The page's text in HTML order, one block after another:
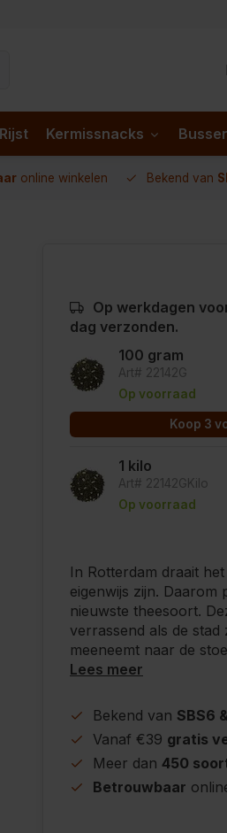
Rijst Kermissnacks
online winkelen Bekend van
Op werkdagen
dag verzonden.
100 gram
Art# 22142G
Op voorraad
Koop 3
1 kilo
Art# 22142GKilo
Op voorraad
In Rotterdam draait
eigenwijs zijn.
nieuwste theesoort.
verrassend als de stad
meeneemt naar de
Lees meer
Bekend van SBS6
Vanaf €39 gratis
Meer dan 450
Betrouwbaar